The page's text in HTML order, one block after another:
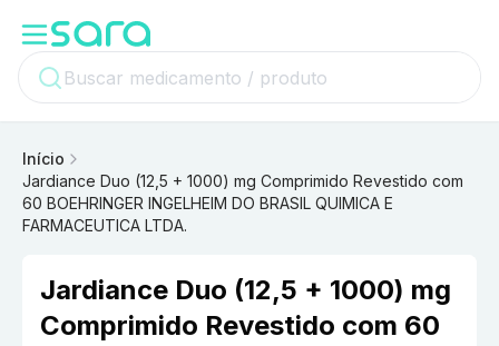
Início
Jardiance Duo (12,5 + 1000) mg Comprimido Revestido com
60 BOEHRINGER INGELHEIM DO BRASIL QUIMICA E
FARMACEUTICA LTDA.
Jardiance Duo (12,5 + 1000) mg
Comprimido Revestido com 60